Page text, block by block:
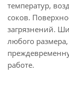
температур,
соков.
загрязнений.
любого
работе.